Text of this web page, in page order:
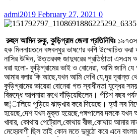
admi2019 February 27, 2021 0
রুহুল আমিন রুকু, কুড়িগ্রাম জেলা প্রতিনিধিঃ
হক মিলনায়তনে বঙ্গবন্ধুর ভাষণের কপি উম্মোচিত
নাসির উদ্দিন, উত্তরবঙ্গ জাদুঘরের প্রতিষ্ঠাতা
ধরা হলো- কুড়িগ্রামের ভাই ও বোনেরা, আমি জানি
আমার বলার কি আছে,যখন আমি দেখি যে,দূর দূরান্ত
কুড়িগ্রামের ভায়েরা বোনেরা গত স্বাধীনতা যুদ্ধের
বিরুদ্ধে আপনারা রুখে দাঁড়িয়েছিলেন। পঁচিশ বছর
জ¦ালিয়ে পুড়িয়ে ঝাড়খার করে দিয়েছে। হ্যাঁ সব
হয়েছে,দেশ যখন মুক্ত হয়েছে,পঙ্গপালের দলকে
খাবার, কোথায় পেট্রোল,কোথায় বীজ,কোথায় আমার
মেহেরবাণী ছিল তাই কোন মতে দুমুঠো করে এনে